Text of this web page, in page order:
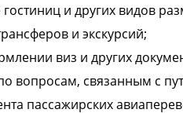
и других видов
и экскурсий;
виз и других
вопросам, связанным с
пассажирских